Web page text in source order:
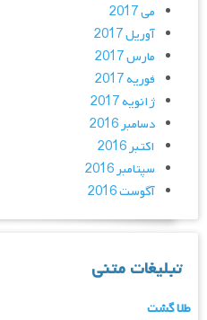
می 2017
آوریل 2017
مارس 2017
فوریه 2017
ژانویه 2017
دسامبر 2016
اکتبر 2016
سپتامبر 2016
آگوست 2016
تبلیغات متنی
طلا گشت